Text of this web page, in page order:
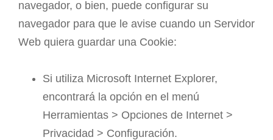
navegador, o bien, puede configurar su
navegador para que le avise cuando un Servidor
Web quiera guardar una Cookie:
Si utiliza Microsoft Internet Explorer,
encontrará la opción en el menú
Herramientas > Opciones de Internet >
Privacidad > Configuración.